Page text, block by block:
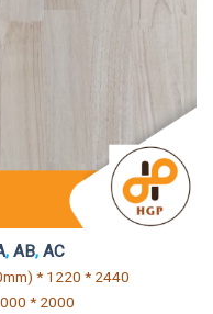
, AB, AC
* 1220 * 2440
* 2000